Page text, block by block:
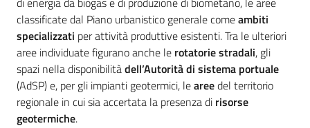
classificate dal Piano urbanistico generale comeambiti
specializzati per attività produttive esistenti. Tra le ulteriori
aree individuate figurano anche le rotatorie stradali, gli
spazi nella disponibilitàdell’Autorità di sistema portuale
(AdSP) e, per gli impianti geotermici, leareedel territorio
regionale in cui sia accertata la presenza di risorse
geotermiche.